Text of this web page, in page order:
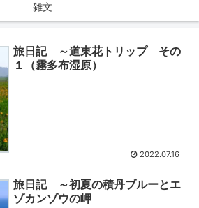
雑文
旅日記 ～道東花トリップ その
１（霧多布湿原）
2022.07.16
旅日記 ～初夏の積丹ブルーとエ
ゾカンゾウの岬